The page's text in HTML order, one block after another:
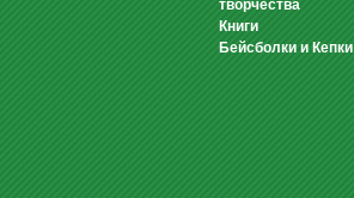
творчества
Книги
Бейсболки и Кепки